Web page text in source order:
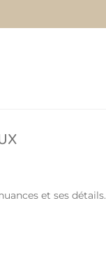
et ses